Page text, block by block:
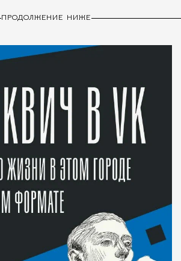
ПРОДОЛЖЕНИЕ НИЖЕ